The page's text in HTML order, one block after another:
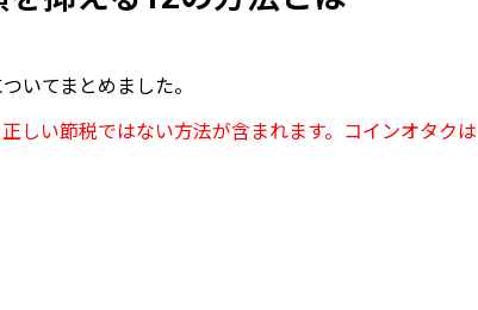
いてまとめました。
正しい節税ではない方法が含まれます。コインオタクは